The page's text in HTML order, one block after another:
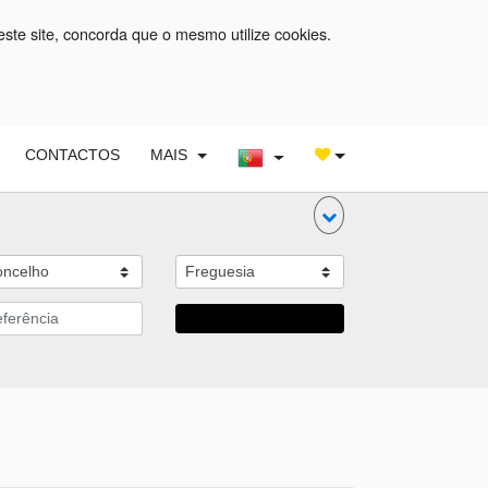
site, concorda que o mesmo utilize cookies.
CONTACTOS MAIS